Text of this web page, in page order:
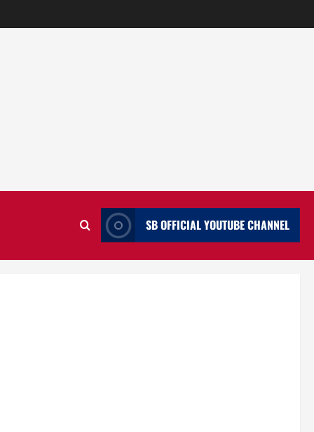
SB OFFICIAL YOUTUBE CHANNEL